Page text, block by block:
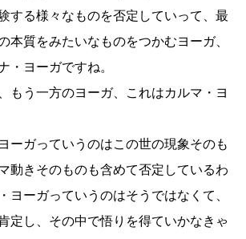
する様々なものを否定していって、最
本質をみたいなものをつかむヨーガ、
・ヨーガですね。
もう一方のヨーガ、これはカルマ・ヨ
ーガっていうのはこの世の現象そのも
動きそのものも含めて否定しているわ
ヨーガっていうのはそうではなくて、
定し、その中で悟りを得ていかなきゃ